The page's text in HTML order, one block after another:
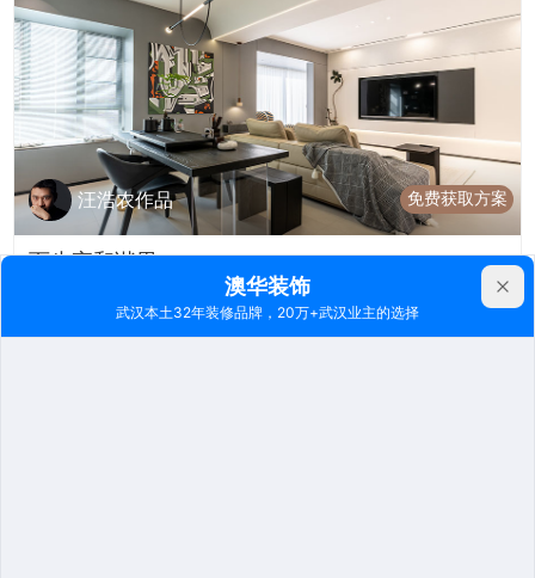
汪浩农作品 免费获取方案
百步亭和谐里170㎡
9589
2024-02-24